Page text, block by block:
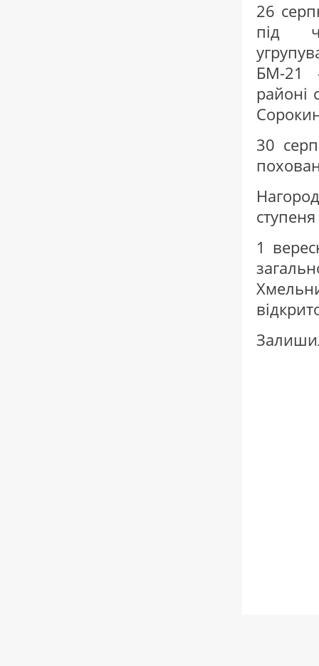
26
під
БМ-21
районі
30
1